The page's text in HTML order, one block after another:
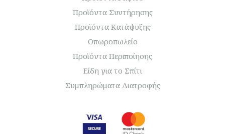
Προϊόντα Συντήρησης
Προϊόντα Κατάψυξης
Οπωροπωλείο
Προϊόντα Περιποίησης
Είδη για το Σπίτι
Συμπληρώματα Διατροφής